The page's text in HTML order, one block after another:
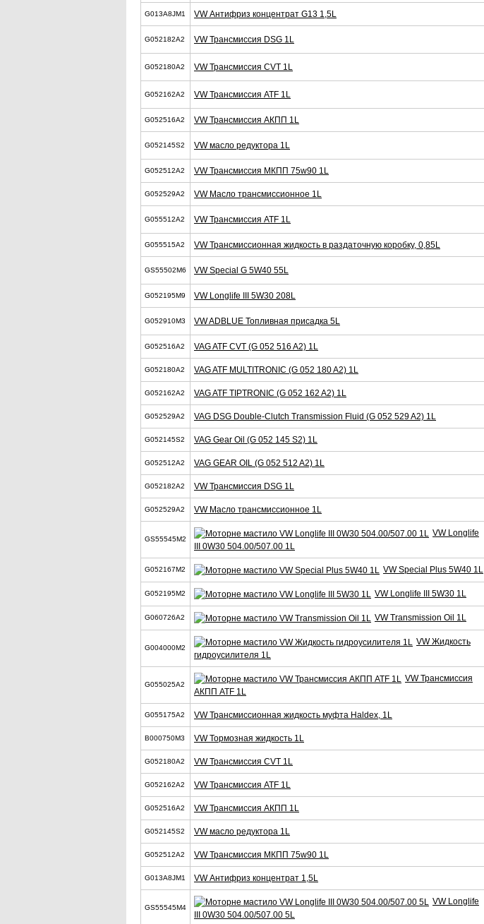
G013A8JM1 VW Антифриз концентрат G13 1,5L
G052182A2 VW Трансмиссия DSG 1L
G052180A2 VW Трансмиссия CVT 1L
G052162A2 VW Трансмиссия ATF 1L
G052516A2 VW Трансмиссия АКПП 1L
G052145S2 VW масло редуктора 1L
G052512A2 VW Трансмиссия МКПП 75w90 1L
G052529A2 VW Масло трансмиссионное 1L
G055512A2 VW Трансмиссия ATF 1L
G055515A2 VW Трансмиссионная жидкость в раздаточную коробку, 0,85L
GS55502M6 VW Special G 5W40 55L
G052195M9 VW Longlife III 5W30 208L
G052910M3 VW ADBLUE Топливная присадка 5L
G052516A2 VAG ATF CVT (G 052 516 A2) 1L
G052180A2 VAG ATF MULTITRONIC (G 052 180 A2) 1L
G052162A2 VAG ATF TIPTRONIC (G 052 162 A2) 1L
G052529A2 VAG DSG Double-Clutch Transmission Fluid (G 052 529 A2) 1L
G052145S2 VAG Gear Oil (G 052 145 S2) 1L
G052512A2 VAG GEAR OIL (G 052 512 A2) 1L
G052182A2 VW Трансмиссия DSG 1L
G052529A2 VW Масло трансмиссионное 1L
GS55545M2
VW Longlife
III 0W30 504.00/507.00 1L
G052167M2 VW Special Plus 5W40 1L
G052195M2 VW Longlife III 5W30 1L
G060726A2 VW Transmission Oil 1L
G004000M2
VW Жидкость
гидроусилителя 1L
G055025A2
VW Трансмиссия
АКПП ATF 1L
G055175A2 VW Трансмиссионная жидкость муфта Haldex, 1L
B000750M3 VW Тормозная жидкость 1L
G052180A2 VW Трансмиссия CVT 1L
G052162A2 VW Трансмиссия ATF 1L
G052516A2 VW Трансмиссия АКПП 1L
G052145S2 VW масло редуктора 1L
G052512A2 VW Трансмиссия МКПП 75w90 1L
G013A8JM1 VW Антифриз концентрат 1,5L
GS55545M4
VW Longlife
III 0W30 504.00/507.00 5L